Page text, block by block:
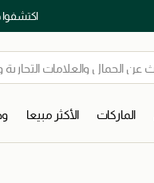
اكتشفوا
الماركات الأكثر مبيعا